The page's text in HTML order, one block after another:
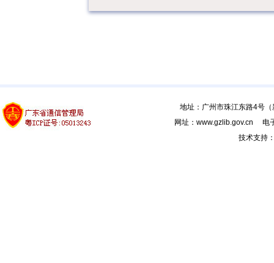
地址：广州市珠江东路4
网址：www.gzlib.gov.cn 电
技术支持